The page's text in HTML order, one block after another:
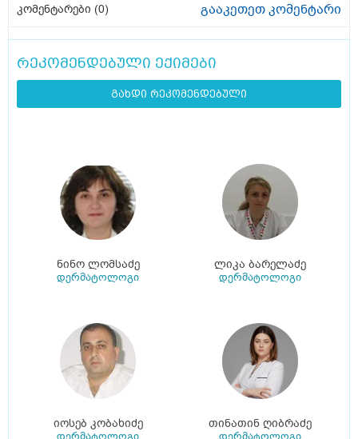
კომენტარები (0) გააკეთეთ კომენტარი
რეკომენდებული ექიმები
გახდი რეკომენდებული
ნინო ლომსაძე
დერმატოლოგი
ლიკა ბარელაძე
დერმატოლოგი
იოსებ კობახიძე
დერმატოლოგი
თინათინ ღიბრაძე
დერმატოლოგი